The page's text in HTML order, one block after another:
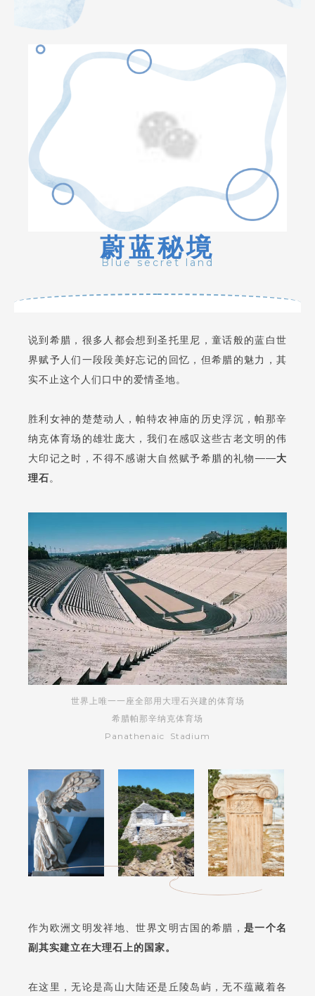
蔚蓝秘境
Blue secret land
说到希腊，很多人都会想到圣托里尼，童话般的蓝白世
界赋予人们一段段美好忘记的回忆，但希腊的魅力，其
实不止这个人们口中的爱情圣地。
胜利女神的楚楚动人，帕特农神庙的历史浮沉，帕那辛
纳克体育场的雄壮庞大，我们在感叹这些古老文明的伟
大印记之时，不得不感谢大自然赋予希腊的礼物——大
理石。
世界上唯一一座全部用大理石兴建的体育场
希腊帕那辛纳克体育场
Panathenaic Stadium
作为欧洲文明发祥地、世界文明古国的希腊， 是一个名
副其实建立在大理石上的国家。
在这里，无论是高山大陆还是丘陵岛屿，无不蕴藏着各